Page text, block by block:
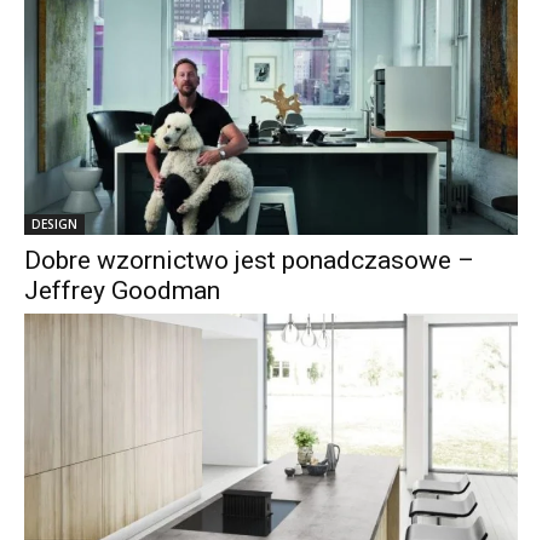
DESIGN
Dobre wzornictwo jest ponadczasowe –
Jeffrey Goodman